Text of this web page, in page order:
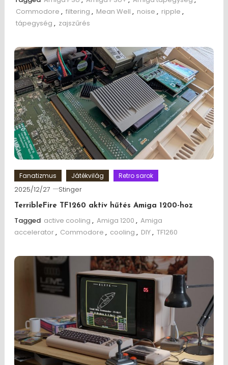
Commodore , filtering , Mean Well , noise , ripple ,
tápegység , zajszűrés
Fanatizmus Játékvilág Retro sarok
2025/12/27 Stinger
TerribleFire TF1260 aktív hűtés Amiga 1200-hoz
Tagged active cooling , Amiga 1200 , Amiga
accelerator, Commodore , cooling , DIY, TF1260